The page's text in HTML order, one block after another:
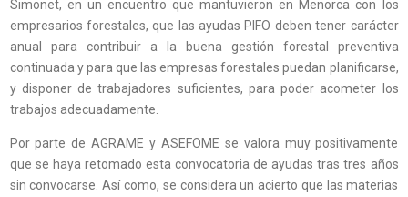
Simonet, en un encuentro que mantuvieron en Menorca con los
empresarios forestales, que las ayudas PIFO deben tener carácter
anual para contribuir a la buena gestión forestal preventiva
continuada y para que las empresas forestales puedan planificarse,
y disponer de trabajadores suficientes, para poder acometer los
trabajos adecuadamente.
Por parte de AGRAME y ASEFOME se valora muy positivamente
que se haya retomado esta convocatoria de ayudas tras tres años
sin convocarse. Así como, se considera un acierto que las materias